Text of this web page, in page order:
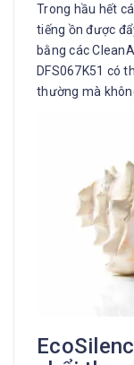
Trong hầu hết
tiếng ồn được
bằng các
DFS067K51 có
thường mà